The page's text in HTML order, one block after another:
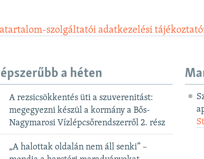
szolgáltatói adatkezelési
a héten
A rezsicsökkentés üti a szuverenitást:
megegyezni készül a kormány a Bős-
Nagymarosi Vízlépcsőrendszerről 2. rész
„A halottak oldalán nem áll senki” –